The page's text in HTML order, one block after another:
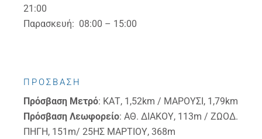
21:00
Παρασκευή: 08:00 – 15:00
ΠΡΟΣΒΑΣΗ
Πρόσβαση Μετρό: ΚΑΤ, 1,52km / ΜΑΡΟΥΣΙ, 1,79km
Πρόσβαση Λεωφορείο: ΑΘ. ΔΙΑΚΟΥ, 113m / ΖΩΟΔ.
ΠΗΓΗ, 151m/ 25ΗΣ ΜΑΡΤΙΟΥ, 368m